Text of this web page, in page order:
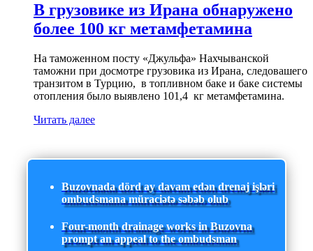
В грузовике из Ирана обнаружено
более 100 кг метамфетамина
На таможенном посту «Джульфа» Нахчыванской
таможни при досмотре грузовика из Ирана, следовашего
транзитом в Турцию, в топливном баке и баке системы
отопления было выявлено 101,4 кг метамфетамина.
Читать далее
Buzovnada dörd ay davam edən drenaj işləri
ombudsmana müraciətə səbəb olub
Four-month drainage works in Buzovna
prompt an appeal to the ombudsman